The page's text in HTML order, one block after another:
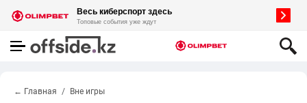
← Главная Вне игры